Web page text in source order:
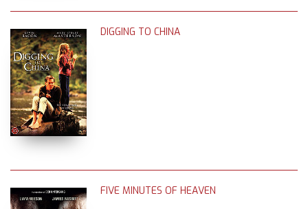
DIGGING TO CHINA
FIVE MINUTES OF HEAVEN